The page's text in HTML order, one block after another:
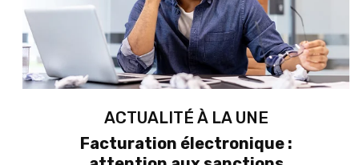
ACTUALITÉ À LA UNE
Facturation électronique :